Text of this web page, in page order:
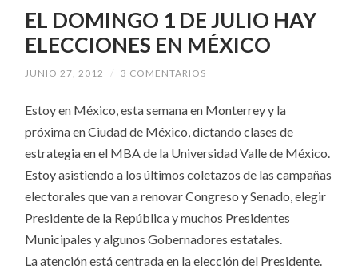
EL DOMINGO 1 DE JULIO HAY
ELECCIONES EN MÉXICO
JUNIO 27, 2012 / 3 COMENTARIOS
Estoy en México, esta semana en Monterrey y la
próxima en Ciudad de México, dictando clases de
estrategia en el MBA de la Universidad Valle de México.
Estoy asistiendo a los últimos coletazos de las campañas
electorales que van a renovar Congreso y Senado, elegir
Presidente de la República y muchos Presidentes
Municipales y algunos Gobernadores estatales.
La atención está centrada en la elección del Presidente.